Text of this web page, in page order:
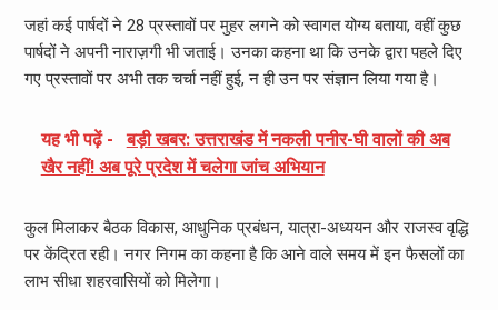
जहां कई पार्षदों ने 28 प्रस्तावों पर मुहर लगने को स्वागत योग्य बताया, वहीं कुछ
पार्षदों ने अपनी नाराज़गी भी जताई। उनका कहना था कि उनके द्वारा पहले दिए
गए प्रस्तावों पर अभी तक चर्चा नहीं हुई, न ही उन पर संज्ञान लिया गया है।
यह भी पढ़ें -
बड़ी खबर: उत्तराखंड में नकली पनीर-घी वालों की अब
खैर नहीं! अब पूरे प्रदेश में चलेगा जांच अभियान
कुल मिलाकर बैठक विकास, आधुनिक प्रबंधन, यात्रा-अध्ययन और राजस्व वृद्धि
पर केंद्रित रही। नगर निगम का कहना है कि आने वाले समय में इन फैसलों का
लाभ सीधा शहरवासियों को मिलेगा।